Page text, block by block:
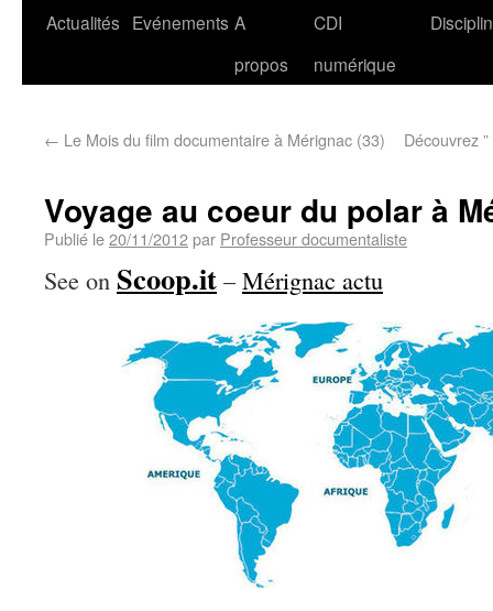
Actualités Evénements A
propos
CDI
numérique
← Le Mois du film documentaire à Mérignac (33) Découvrez
Voyage au coeur du polar à
Publié le20/11/2012par Professeur documentaliste
See on Scoop.it –Mérignac actu